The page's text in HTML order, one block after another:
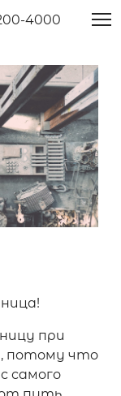
4000
при
потому что
самого